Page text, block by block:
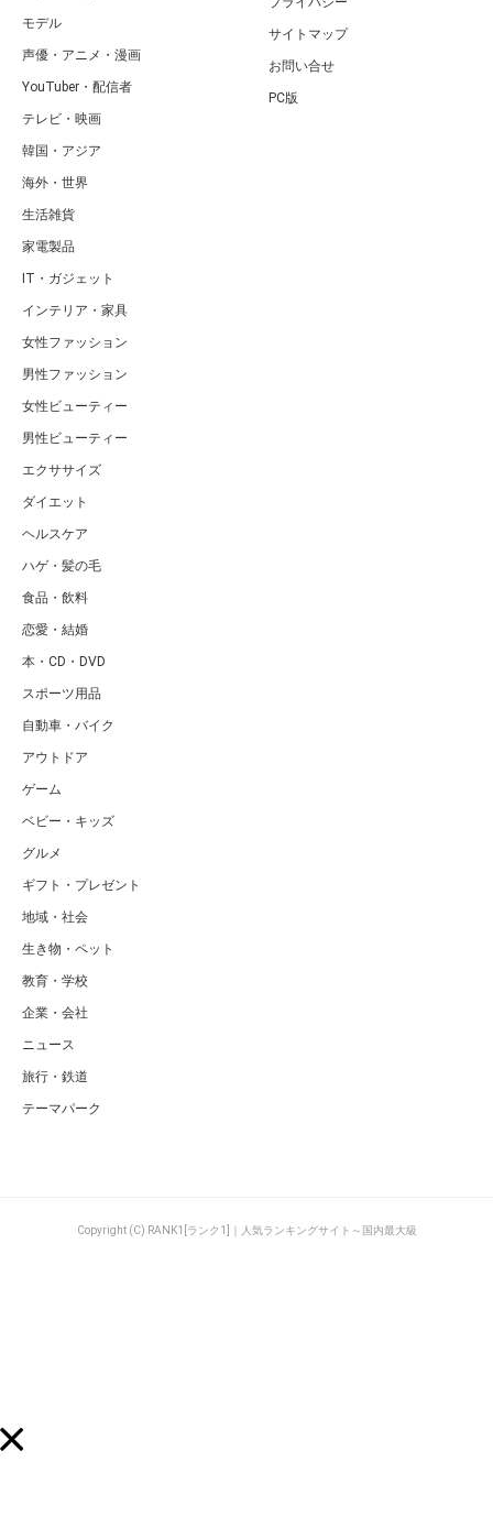
モデル
声優・アニメ・漫画
YouTuber・配信者
テレビ・映画
韓国・アジア
海外・世界
生活雑貨
家電製品
IT・ガジェット
インテリア・家具
女性ファッション
男性ファッション
女性ビューティー
男性ビューティー
エクササイズ
ダイエット
ヘルスケア
ハゲ・髪の毛
食品・飲料
恋愛・結婚
本・CD・DVD
スポーツ用品
自動車・バイク
アウトドア
ゲーム
ベビー・キッズ
グルメ
ギフト・プレゼント
地域・社会
生き物・ペット
教育・学校
企業・会社
ニュース
旅行・鉄道
テーマパーク
サイトマップ
お問い合せ
PC版
Copyright (C) RANK1[ランク1]｜人気ランキングサイト～国内最大級